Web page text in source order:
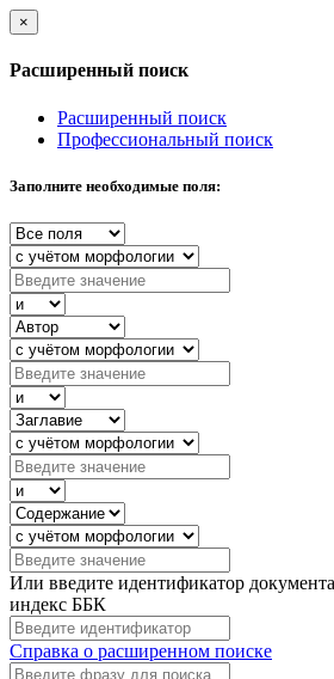
×
Расширенный поиск
Расширенный поиск
Профессиональный поиск
Заполните необходимые поля:
Или введите идентификатор
индекс ББК
Справка о расширенном поиске